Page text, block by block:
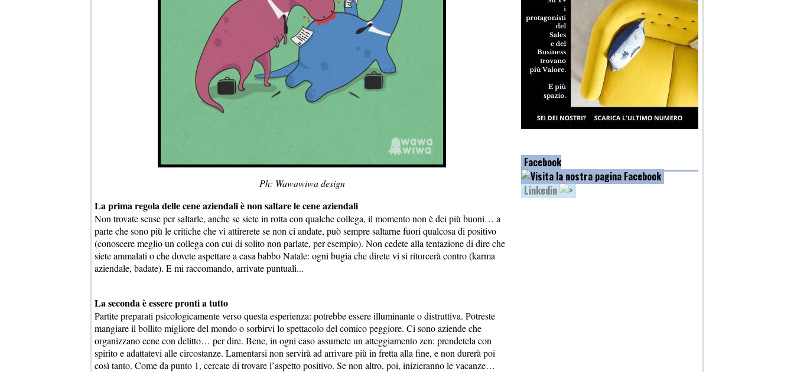
Ph: Wawawiwa design
La prima regola delle cene aziendali è non saltare le cene aziendali
Non trovate scuse per saltarle, anche se siete in rotta con qualche collega, il momento non è dei più buoni… a
parte che sono più le critiche che vi attirerete se non ci andate, può sempre saltarne fuori qualcosa di positivo
(conoscere meglio un collega con cui di solito non parlate, per esempio). Non cedete alla tentazione di dire che
siete ammalati o che dovete aspettare a casa babbo Natale: ogni bugia che direte vi si ritorcerà contro (karma
aziendale, badate). E mi raccomando, arrivate puntuali...
La seconda è essere pronti a tutto
Partite preparati psicologicamente verso questa esperienza: potrebbe essere illuminante o distruttiva. Potreste
mangiare il bollito migliore del mondo o sorbirvi lo spettacolo del comico peggiore. Ci sono aziende che
organizzano cene con delitto… per dire. Bene, in ogni caso assumete un atteggiamento zen: prendetela con
spirito e adattatevi alle circostanze. Lamentarsi non servirà ad arrivare più in fretta alla fine, e non durerà poi
così tanto. Come da punto 1, cercate di trovare l’aspetto positivo. Se non altro, poi, inizieranno le vacanze…
Facebook
Linkedin